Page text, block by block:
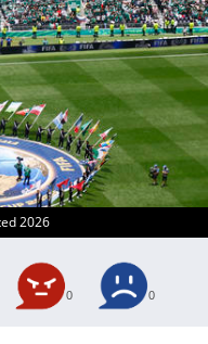
2026
0 0